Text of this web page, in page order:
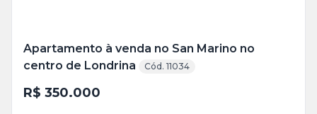
Apartamento à venda no San Marino no
centro de Londrina
Cód. 11034
R$ 350.000